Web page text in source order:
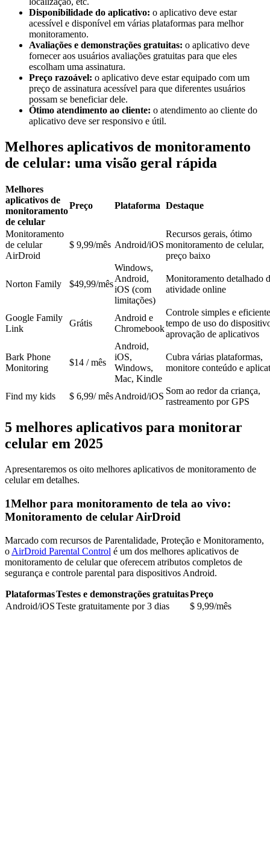
Disponibilidade do aplicativo: o aplicativo deve estar
acessível e disponível em várias plataformas para melhor
monitoramento.
Avaliações e demonstrações gratuitas: o aplicativo deve
fornecer aos usuários avaliações gratuitas para que eles
escolham uma assinatura.
Preço razoável: o aplicativo deve estar equipado com um
preço de assinatura acessível para que diferentes usuários
possam se beneficiar dele.
Ótimo atendimento ao cliente: o atendimento ao cliente do
aplicativo deve ser responsivo e útil.
Melhores aplicativos de monitoramento
de celular: uma visão geral rápida
Melhores
aplicativos de
monitoramento
de celular
Preço Plataforma Destaque
Monitoramento
de celular
AirDroid
$ 9,99/mês Android/iOS
Recursos gerais, ótimo
monitoramento de celular,
preço baixo
Norton Family $49,99/mês
Windows,
Android,
iOS (com
limitações)
Monitoramento detalhado
atividade online
Google Family
Link
Grátis
Android e
Chromebook
Controle simples e
tempo de uso do
aprovação de aplicativos
Bark Phone
Monitoring
$14 / mês
Android,
iOS,
Windows,
Mac, Kindle
Cubra várias plataformas,
monitore conteúdo e
Find my kids $ 6,99/ mêsAndroid/iOS
Som ao redor da criança,
rastreamento por GPS
5 melhores aplicativos para monitorar
celular em 2025
Apresentaremos os oito melhores aplicativos de monitoramento de
celular em detalhes.
1Melhor para monitoramento de tela ao vivo:
Monitoramento de celular AirDroid
Marcado com recursos de Parentalidade, Proteção e Monitoramento,
o AirDroid Parental Control é um dos melhores aplicativos de
monitoramento de celular que oferecem atributos completos de
segurança e controle parental para dispositivos Android.
PlataformasTestes e demonstrações gratuitasPreço
Android/iOSTeste gratuitamente por 3 dias $ 9,99/mês